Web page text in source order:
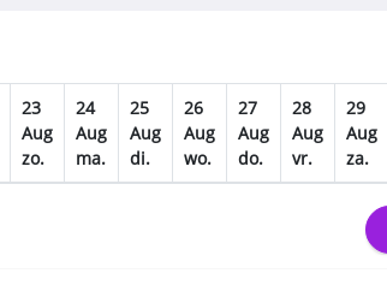
23
Aug
zo.
24
Aug
ma.
25
Aug
di.
26
Aug
wo.
27
Aug
do.
28
Aug
vr.
29
Aug
za.